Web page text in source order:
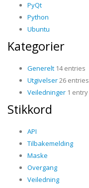
PyQt
Python
Ubuntu
Kategorier
Generelt 14 entries
Utgivelser26 entries
Veiledninger 1 entry
Stikkord
API
Tilbakemelding
Maske
Overgang
Veiledning